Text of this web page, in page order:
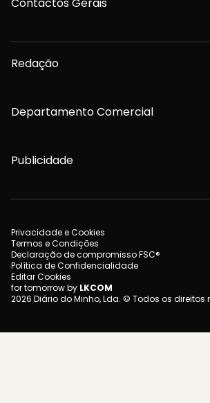
Contactos Gerais
Redação
Departamento Comercial
Publicidade
Privacidade e Cookies
Termos e Condições
Declaração de compromisso FSC®
Política de Confidencialidade
Editar Cookies
for tomorrow by LKCOM
2026 Diário do Minho, Lda. © Todos os direitos